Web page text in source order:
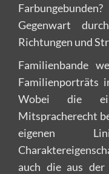
Gegenwart
Richtungen und
Familienbande
Familienporträts
Wobei die
Mitspracherecht
eigenen
auch die aus der